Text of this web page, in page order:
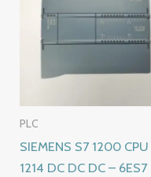
PLC
SIEMENS S7 1200 CPU
1214 DC DC DC – 6ES7